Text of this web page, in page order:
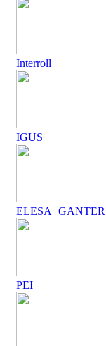
Interroll
IGUS
ELESA+GANTER
PEI